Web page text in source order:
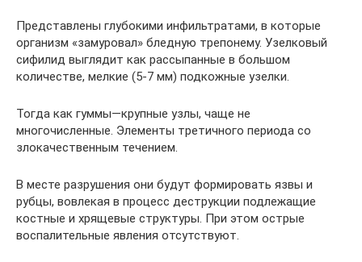
Представлены глубокими инфильтратами, в которые
организм «замуровал» бледную трепонему. Узелковый
сифилид выглядит как рассыпанные в большом
количестве, мелкие (5-7 мм) подкожные узелки.
Тогда как гуммы—крупные узлы, чаще не
многочисленные. Элементы третичного периода со
злокачественным течением.
В месте разрушения они будут формировать язвы и
рубцы, вовлекая в процесс деструкции подлежащие
костные и хрящевые структуры. При этом острые
воспалительные явления отсутствуют.